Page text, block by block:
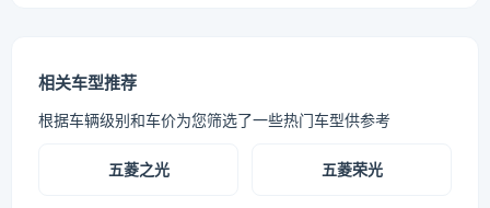
相关车型推荐
根据车辆级别和车价为您筛选了一些热门车型供参考
五菱之光 五菱荣光